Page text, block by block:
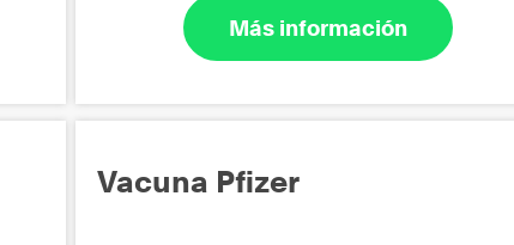
Más información
Vacuna Pfizer